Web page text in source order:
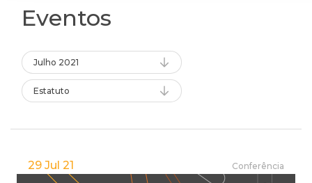
Eventos
Julho 2021
Estatuto
29 Jul 21 Conferência